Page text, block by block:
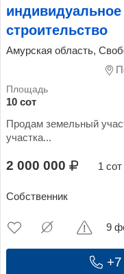
строительство
Амурская область,
10 сот
Продам земельный
участка...
2 000 000 1
Собственник
9